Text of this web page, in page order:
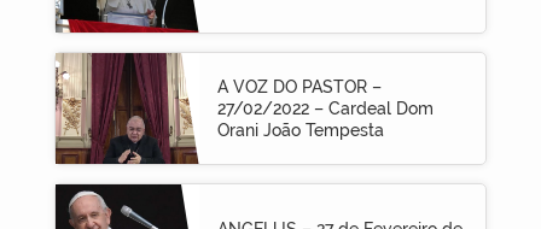
A VOZ DO PASTOR –
27/02/2022 – Cardeal Dom
Orani João Tempesta